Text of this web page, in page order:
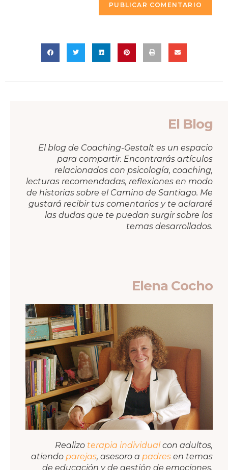
El Blog
El blog de Coaching-Gestalt es un espacio
para compartir. Encontrarás artículos
relacionados con psicología, coaching,
lecturas recomendadas, reflexiones en modo
de historias sobre el Camino de Santiago. Me
gustará recibir tus comentarios y te aclararé
las dudas que te puedan surgir sobre los
temas desarrollados.
Elena Cocho
Realizo terapia individualcon adultos,
atiendo parejas, asesoro a padres en temas
de educación y de gestión de emociones,